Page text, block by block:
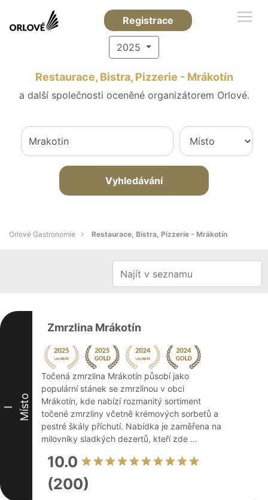
Registrace
2025
Restaurace, Bistra, Pizzerie - Mrákotín
a další společnosti oceněné organizátorem Orlové.
Vyhledávání
Orlové Gastronomie Restaurace, Bistra, Pizzerie - Mrákotín
I Místo
Zmrzlina Mrákotín
Točená zmrzlina Mrákotín působí jako
populární stánek se zmrzlinou v obci
Mrákotín, kde nabízí rozmanitý sortiment
točené zmrzliny včetně krémových sorbetů a
pestré škály příchutí. Nabídka je zaměřena na
milovníky sladkých dezertů, kteří zde ...
10.0
(200)